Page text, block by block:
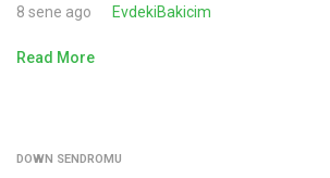
8 sene ago EvdekiBakicim
Read More
DOWN SENDROMU